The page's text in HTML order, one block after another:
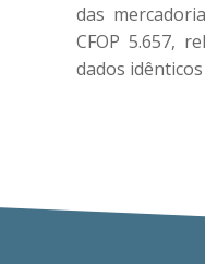
das
CFOP 5.657,
dados